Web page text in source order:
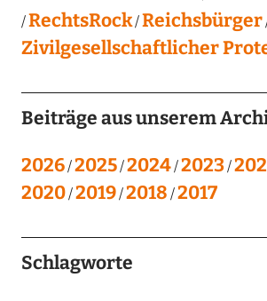
RechtsRock Reichsbürger
Zivilgesellschaftlicher
Beiträge aus unserem
2026 2025 2024 2023
2020 2019 2018 2017
Schlagworte